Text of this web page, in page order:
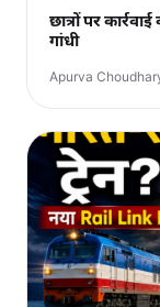
छात्रों पर
गांधी
Apurva